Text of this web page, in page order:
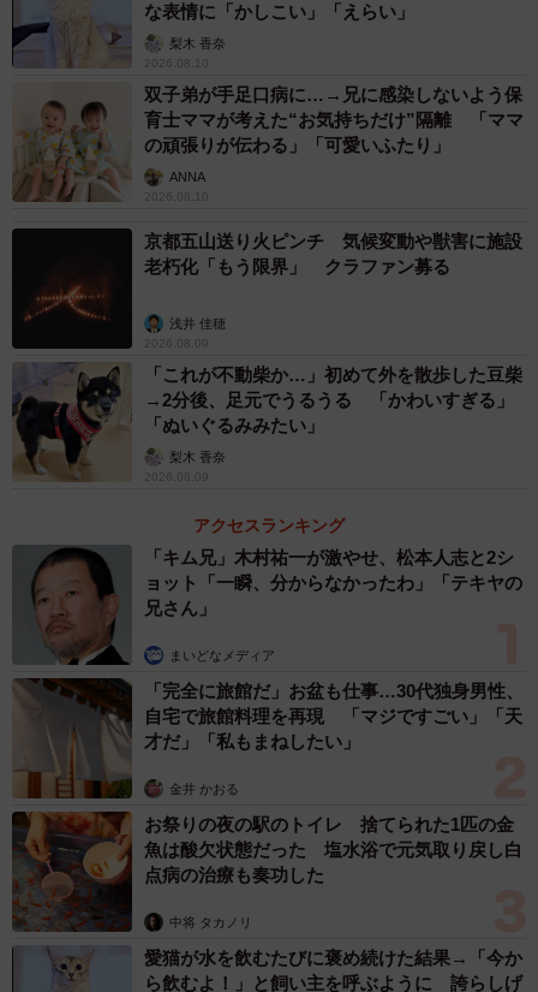
シングル「花の首飾り／銀河のロマンス」（1968年）はオリコン1位を獲
得し公称130万枚の売上。1960年代後半のグループサウンズブームで絶大
な人気を誇ったザ・タイガース。
会の「夏の日本酒キャンベーン」の一環で制作されたもの
で、これだけきれいな状態で見つけることは稀だ。松岡さ
んに話を聞いた。
ーーどこで発見したのですか？
松岡：新潟県長岡市のとある居酒屋です。トイレ前の物入
れのドアに貼られていました。
ーーポスターをご覧になって。
松岡：文化財保存を生業にしていて、能登での国の事業の
文化財レスキューにも参加させていただいている身では、
何が文化財かということにも興味を持っており、こういう
ものも大事な文化財だと再確認しました。また、ポスター
の保存状態の良さにも驚きました。今回、多くの方の興味
をひいて驚いています。タイガースの方々に思い出を持っ
ていらっしゃるかたが、非常に多いということでしょう。
私自身は1971年の生まれの52歳。タイガースの活動時期は
体験していませんが、再結成後の『色つきの女でいてくれ
よ』（1982年）のサビは歌えます。沢田研二さんや、岸部
一徳さん、岸部シローさんは分かりますが、お二方は分か
りませんでした。
な表情に「かしこい」「えらい」
梨木 香奈
2026.08.10
双子弟が手足口病に…→兄に感染しないよう保
育士ママが考えた“お気持ちだけ”隔離 「ママ
の頑張りが伝わる」「可愛いふたり」
ANNA
2026.08.10
京都五山送り火ピンチ 気候変動や獣害に施設
老朽化「もう限界」 クラファン募る
浅井 佳穂
2026.08.09
「これが不動柴か…」初めて外を散歩した豆柴
→2分後、足元でうるうる 「かわいすぎる」
「ぬいぐるみみたい」
梨木 香奈
2026.08.09
アクセスランキング
「キム兄」木村祐一が激やせ、松本人志と2シ
ョット「一瞬、分からなかったわ」「テキヤの
兄さん」
まいどなメディア
「完全に旅館だ」お盆も仕事…30代独身男性、
自宅で旅館料理を再現 「マジですごい」「天
才だ」「私もまねしたい」
金井 かおる
お祭りの夜の駅のトイレ 捨てられた1匹の金
魚は酸欠状態だった 塩水浴で元気取り戻し白
点病の治療も奏功した
中将 タカノリ
愛猫が水を飲むたびに褒め続けた結果→「今か
ら飲むよ！」と飼い主を呼ぶように 誇らしげ